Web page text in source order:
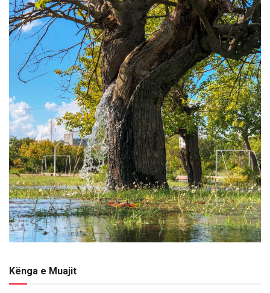
Kënga e Muajit